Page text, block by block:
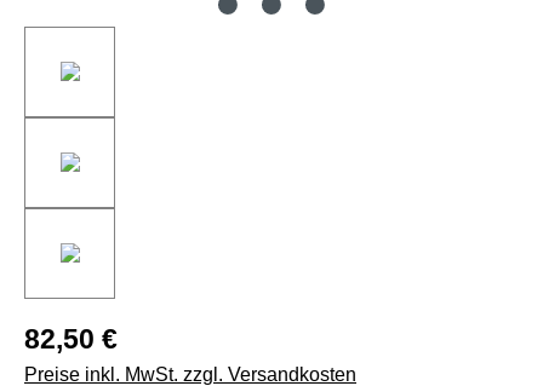
82,50 €
Preise inkl. MwSt. zzgl. Versandkosten